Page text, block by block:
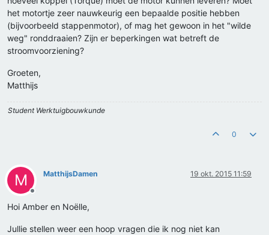
het motortje zeer nauwkeurig een bepaalde positie hebben
(bijvoorbeeld stappenmotor), of mag het gewoon in het "wilde
weg" ronddraaien? Zijn er beperkingen wat betreft de
stroomvoorziening?
Groeten,
Matthijs
Student Werktuigbouwkunde
0
M
Offline
MatthijsDamen 19 okt. 2015 11:59
Hoi Amber en Noëlle,
Jullie stellen weer een hoop vragen die ik nog niet kan